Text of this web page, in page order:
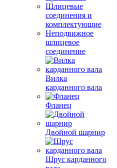
Шлицевые
соединения и
комплектующие
Неподвижное
шлицевое
соединение
Вилка
карданного вала
Фланец
Двойной шарнир
Шрус карданного